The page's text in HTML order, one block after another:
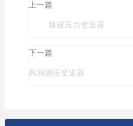
上一篇
爆破压力变送器
下一篇
风洞测压变送器